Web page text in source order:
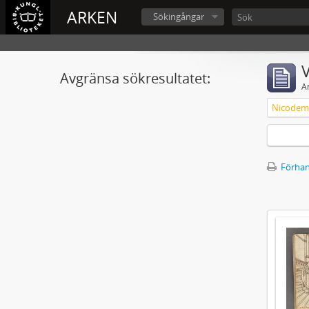
ARKEN Sökingångar
Avgränsa sökresultatet: